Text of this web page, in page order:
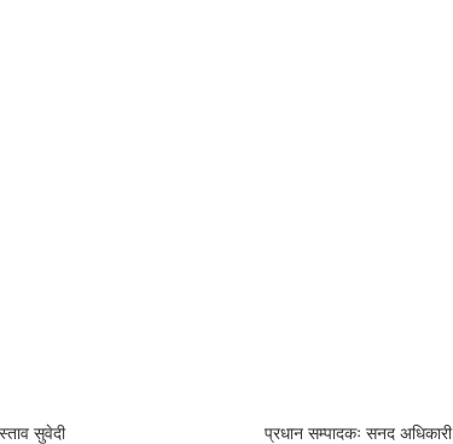
सुवेदी
प्रधान सम्पादकः सनद अधिकारी